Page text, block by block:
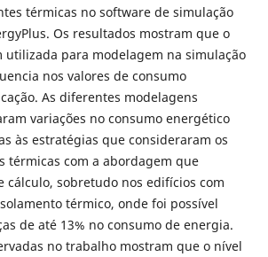
térmicas no software de simulação
Os resultados mostram que o
utilizada para modelagem na simulação
nos valores de consumo
As diferentes modelagens
variações no consumo energético
às estratégias que consideraram os
térmicas com a abordagem que
cálculo, sobretudo nos edifícios com
térmico, onde foi possível
de até 13% no consumo de energia.
no trabalho mostram que o nível